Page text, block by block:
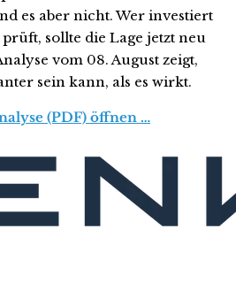
es aber nicht. Wer investiert
sollte die Lage jetzt neu
vom 08. August zeigt,
sein kann, als es wirkt.
(PDF) öffnen …